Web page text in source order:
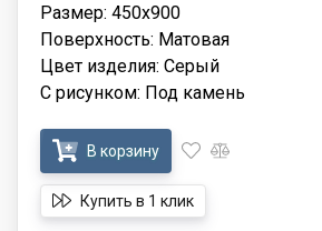
Размер: 450x900
Поверхность: Матовая
Цвет изделия: Серый
С рисунком: Под камень
В корзину
Купить в 1 клик